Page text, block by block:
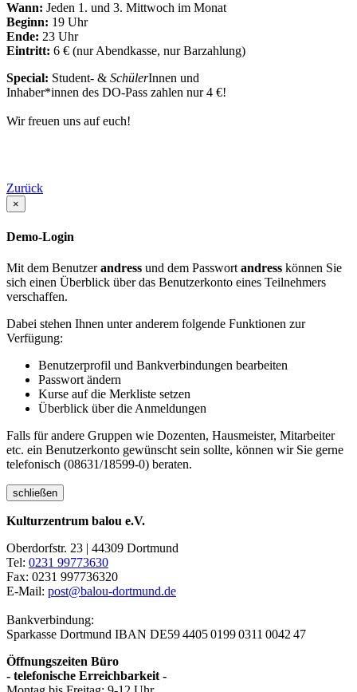
Wann: Jeden 1. und 3. Mittwoch im Monat
Beginn: 19 Uhr
Ende: 23 Uhr
Eintritt: 6 € (nur Abendkasse, nur Barzahlung)
Special: Student- & SchülerInnen und
Inhaber*innen des DO-Pass zahlen nur 4 €!
Wir freuen uns auf euch!
Zurück
×
Demo-Login
Mit dem Benutzerandress und dem Passwort andress können Sie
sich einen Überblick über das Benutzerkonto eines Teilnehmers
verschaffen.
Dabei stehen Ihnen unter anderem folgende Funktionen zur
Verfügung:
Benutzerprofil und Bankverbindungen bearbeiten
Passwort ändern
Kurse auf die Merkliste setzen
Überblick über die Anmeldungen
Falls für andere Gruppen wie Dozenten, Hausmeister, Mitarbeiter
etc. ein Benutzerkonto gewünscht sein sollte, können wir Sie gerne
telefonisch (08631/18599-0) beraten.
schließen
Kulturzentrum balou e.V.
Oberdorfstr. 23 | 44309 Dortmund
Tel: 0231 99773630
Fax: 0231 997736320
E-Mail: post@balou-dortmund.de
Bankverbindung:
Sparkasse Dortmund IBAN DE59 4405 0199 0311 0042 47
Öffnungszeiten Büro
- telefonische Erreichbarkeit -